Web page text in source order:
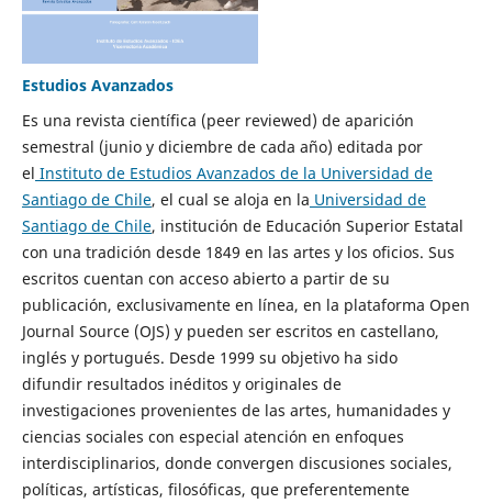
Estudios Avanzados
Es una revista científica (peer reviewed) de aparición
semestral (junio y diciembre de cada año) editada por
el Instituto de Estudios Avanzados de la Universidad de
Santiago de Chile, el cual se aloja en la Universidad de
Santiago de Chile, institución de Educación Superior Estatal
con una tradición desde 1849 en las artes y los oficios. Sus
escritos cuentan con acceso abierto a partir de su
publicación, exclusivamente en línea, en la plataforma Open
Journal Source (OJS) y pueden ser escritos en castellano,
inglés y portugués. Desde 1999 su objetivo ha sido
difundir resultados inéditos y originales de
investigaciones provenientes de las artes, humanidades y
ciencias sociales con especial atención en enfoques
interdisciplinarios, donde convergen discusiones sociales,
políticas, artísticas, filosóficas, que preferentemente